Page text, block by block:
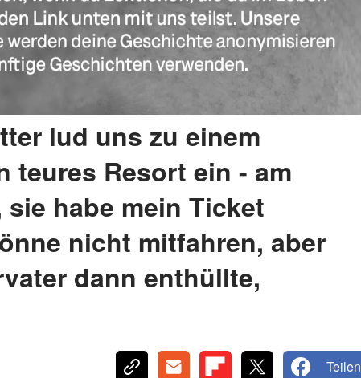
lud uns zu einem
teures Resort ein - am
habe mein Ticket
nicht mitfahren, aber
dann enthüllte,
Teilen